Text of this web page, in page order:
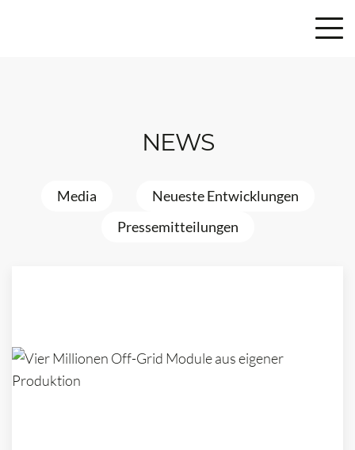
NEWS
Media
Neueste Entwicklungen
Pressemitteilungen